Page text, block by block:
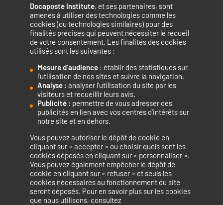
Docaposte Institute, et ses partenaires, sont
amenés à utiliser des technologies comme les
cookies (ou technologies similaires) pour des
finalités précises qui peuvent nécessiter le recueil
de votre consentement. Les finalités des cookies
utilisés sont les suivantes :
Mesure d’audience : établir des statistiques sur
l’utilisation de nos sites et suivre la navigation.
Analyse : analyser l’utilisation du site par les
visiteurs et recueillir leurs avis.
Publicité : permettre de vous adresser des
publicités en lien avec vos centres d’intérêts sur
notre site et en dehors.
Vous pouvez autoriser le dépôt de cookie en
cliquant sur « accepter » ou choisir quels sont les
cookies déposés en cliquant sur « personnaliser ».
Vous pouvez également empêcher le dépôt de
cookie en cliquant sur « refuser » et seuls les
cookies nécessaires au fonctionnement du site
seront déposés. Pour en savoir plus sur les cookies
que nous utilisons, consultez
Accélérateur de compétences numériques.
La certification qualité a été délivrée au titre de la catégorie
d’action suivante : ACTIONS DE FORMATION
Mentions légales Politique de confidentialité